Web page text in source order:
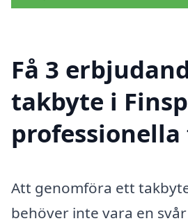
Få 3
takbyte i
Att genomföra ett
behöver inte vara en